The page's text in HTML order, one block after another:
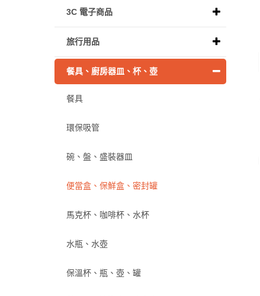
3C 電子商品
旅行用品
餐具、廚房器皿、杯、壺
餐具
環保吸管
碗、盤、盛裝器皿
便當盒、保鮮盒、密封罐
馬克杯、咖啡杯、水杯
水瓶、水壺
保溫杯、瓶、壺、罐